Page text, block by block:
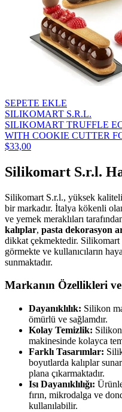
SEPETE EKLE
SILIKOMART S.R.L.
SILIKOMART TRUFFLE
WITH COOKIE CUTTER
$33,00
Silikomart S.r.l.
Silikomart S.r.l., yüksek
bir markadır. İtalya kökenli
ve yemek meraklıları
kalıplar, pasta dekorasyon
dikkat çekmektedir.
görmekte ve kullanıcıların
sunmaktadır.
Markanın Özellikleri
Dayanıklılık: Silikon
ömürlü ve sağlamdır.
Kolay Temizlik: Silikon
makinesinde kolayca
Farklı Tasarımlar:
boyutlarda kalıplar
plana çıkarmaktadır.
Isı Dayanıklılığı:
fırın, mikrodalga ve
kullanılabilir.